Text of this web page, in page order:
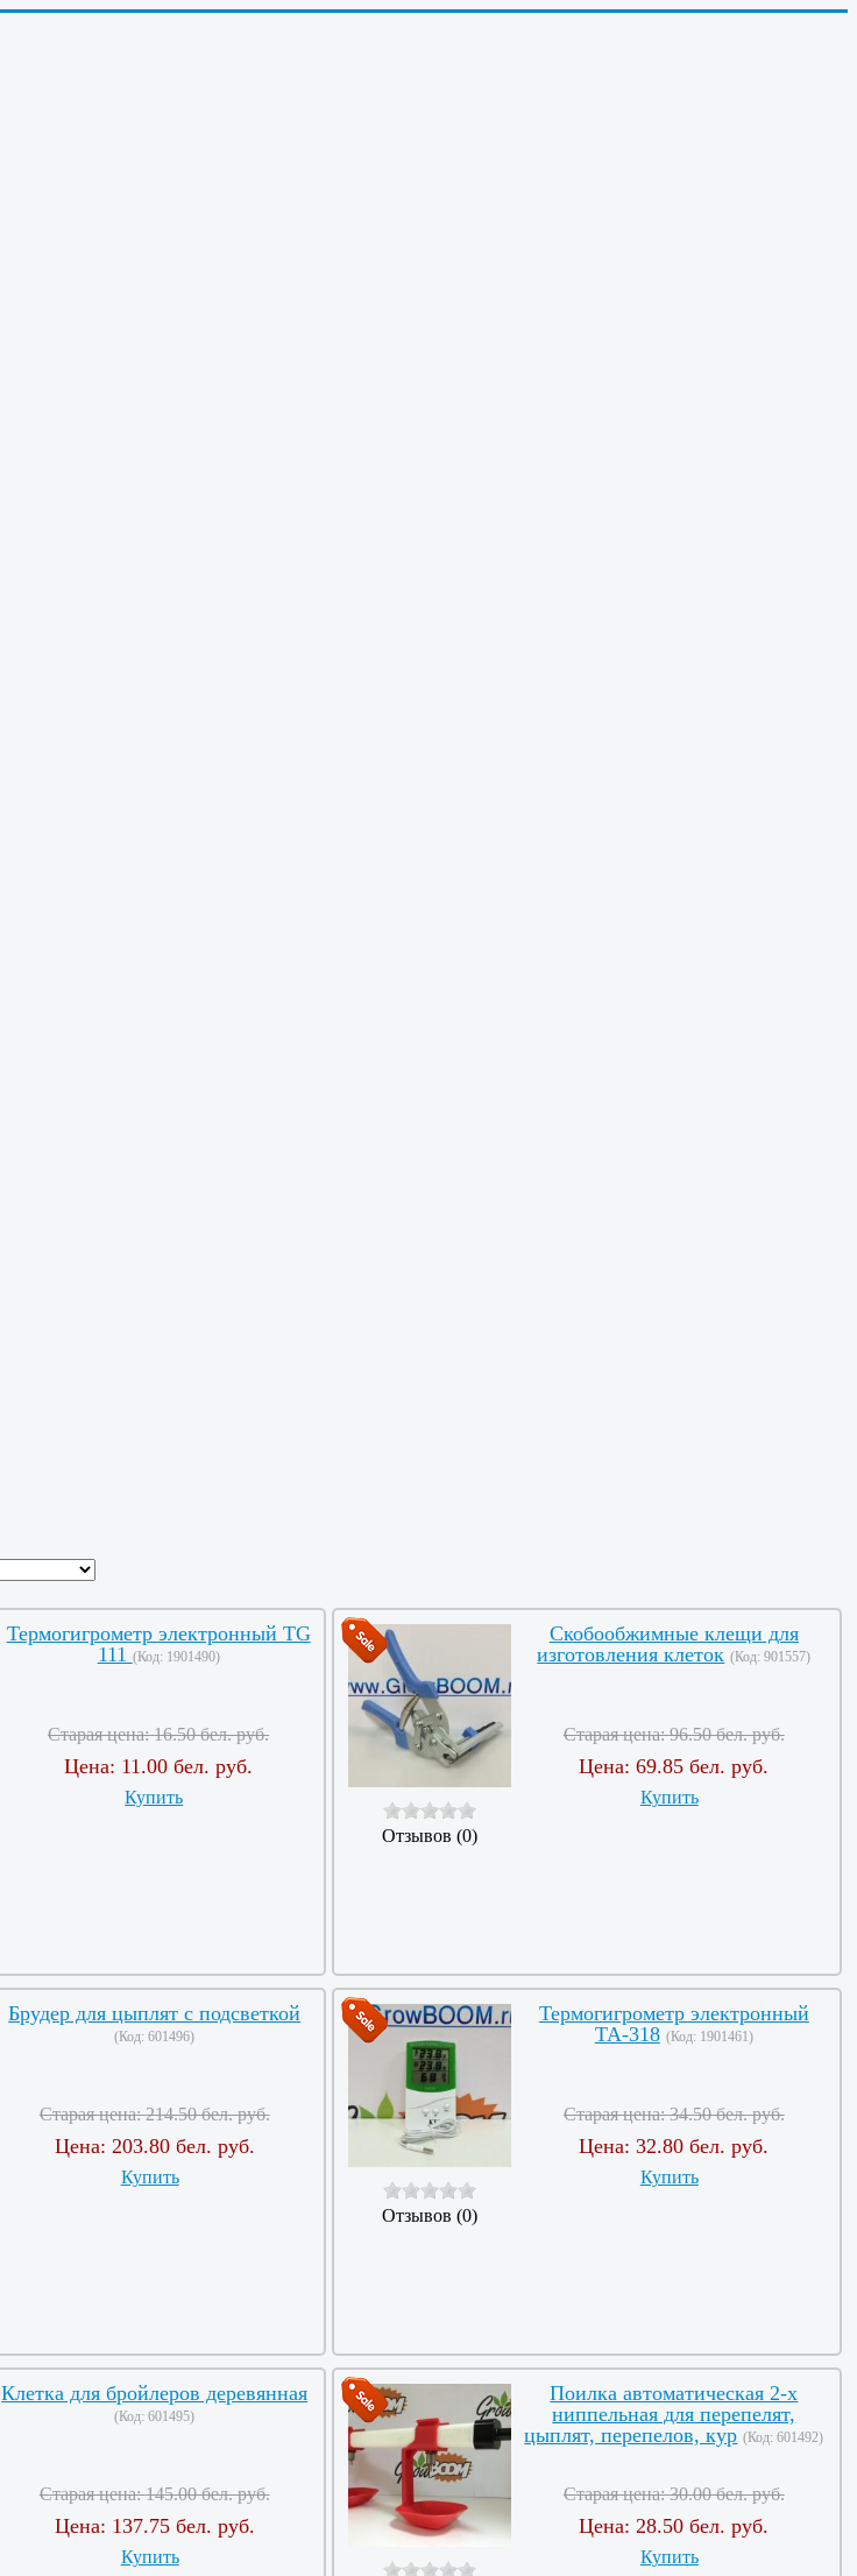
Термогигрометр электронный TG
111 (Код: 1901490)
Старая цена:16.50 бел. руб.
Цена: 11.00 бел. руб.
Купить
Отзывов (0)
Скобообжимные клещи для
изготовления клеток (Код:901557)
Старая цена:96.50 бел. руб.
Цена:69.85 бел. руб.
Купить
Брудер для цыплят с подсветкой
(Код:601496)
Старая цена:214.50 бел. руб.
Цена: 203.80 бел. руб.
Купить
Отзывов (0)
Термогигрометр электронный
ТА-318 (Код: 1901461)
Старая цена:34.50 бел. руб.
Цена:32.80 бел. руб.
Купить
Клетка для бройлеров деревянная
(Код:601495)
Старая цена:145.00 бел. руб.
Цена: 137.75 бел. руб.
Купить
Поилка автоматическая 2-х
ниппельная для перепелят,
цыплят, перепелов, кур (Код:601492)
Старая цена:30.00 бел. руб.
Цена: 28.50 бел. руб.
Купить